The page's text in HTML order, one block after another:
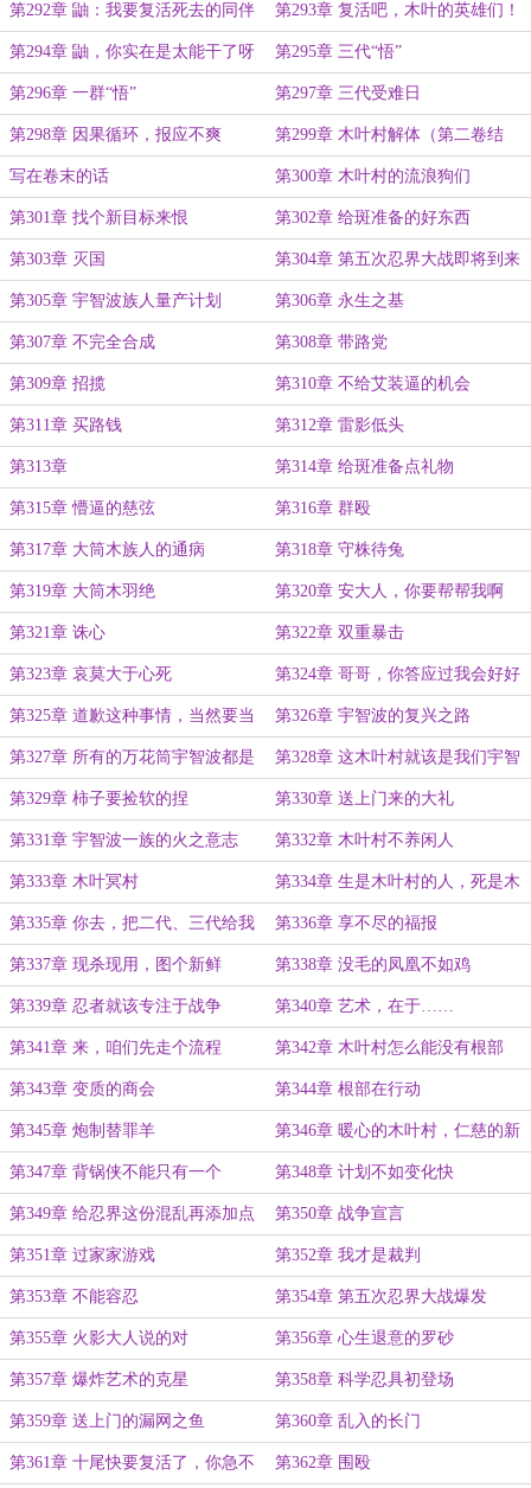
第292章 鼬：我要复活死去的同伴 第293章 复活吧，木叶的英雄们！
第294章 鼬，你实在是太能干了呀 第295章 三代“悟”
第296章 一群“悟” 第297章 三代受难日
第298章 因果循环，报应不爽 第299章 木叶村解体（第二卷结
束）
写在卷末的话 第300章 木叶村的流浪狗们
第301章 找个新目标来恨 第302章 给斑准备的好东西
第303章 灭国 第304章 第五次忍界大战即将到来
第305章 宇智波族人量产计划 第306章 永生之基
第307章 不完全合成 第308章 带路党
第309章 招揽 第310章 不给艾装逼的机会
第311章 买路钱 第312章 雷影低头
第313章 第314章 给斑准备点礼物
第315章 懵逼的慈弦 第316章 群殴
第317章 大筒木族人的通病 第318章 守株待兔
第319章 大筒木羽绝 第320章 安大人，你要帮帮我啊
第321章 诛心 第322章 双重暴击
第323章 哀莫大于心死 第324章 哥哥，你答应过我会好好
守护宇智波的，对不对？
第325章 道歉这种事情，当然要当
面说才行
第326章 宇智波的复兴之路
第327章 所有的万花筒宇智波都是
一个鸟样
第328章 这木叶村就该是我们宇智
波家的
第329章 柿子要捡软的捏 第330章 送上门来的大礼
第331章 宇智波一族的火之意志 第332章 木叶村不养闲人
第333章 木叶冥村 第334章 生是木叶村的人，死是木
叶村的死人
第335章 你去，把二代、三代给我
弄下去
第336章 享不尽的福报
第337章 现杀现用，图个新鲜 第338章 没毛的凤凰不如鸡
第339章 忍者就该专注于战争 第340章 艺术，在于……
第341章 来，咱们先走个流程 第342章 木叶村怎么能没有根部
呢？
第343章 变质的商会 第344章 根部在行动
第345章 炮制替罪羊 第346章 暖心的木叶村，仁慈的新
火影
第347章 背锅侠不能只有一个 第348章 计划不如变化快
第349章 给忍界这份混乱再添加点
佐料
第350章 战争宣言
第351章 过家家游戏 第352章 我才是裁判
第353章 不能容忍 第354章 第五次忍界大战爆发
第355章 火影大人说的对 第356章 心生退意的罗砂
第357章 爆炸艺术的克星 第358章 科学忍具初登场
第359章 送上门的漏网之鱼 第360章 乱入的长门
第361章 十尾快要复活了，你急不 第362章 围殴